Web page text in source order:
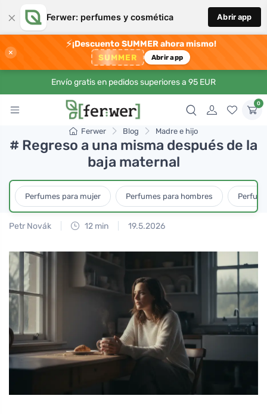
× Ferwer: perfumes y cosmética Abrir app
×
⚡¡Descuento SUMMER ahora mismo!
SUMMER Abrir app
Envío gratis en pedidos superiores a 95 EUR
0
Ferwer Blog Madre e hijo
# Regreso a una misma después de la
baja maternal
Perfumes para mujer Perfumes para hombres
Petr Novák 12 min 19.5.2026